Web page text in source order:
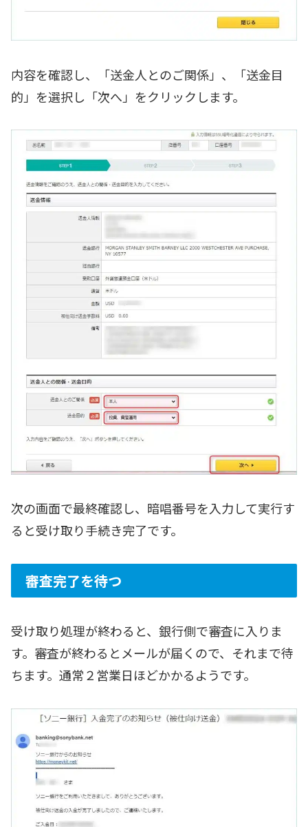
内容を確認し、「送金人とのご関係」、「送金目
的」を選択し「次へ」をクリックします。
次の画面で最終確認し、暗唱番号を入力して実行す
ると受け取り手続き完了です。
審査完了を待つ
受け取り処理が終わると、銀行側で審査に入りま
す。審査が終わるとメールが届くので、それまで待
ちます。通常２営業日ほどかかるようです。